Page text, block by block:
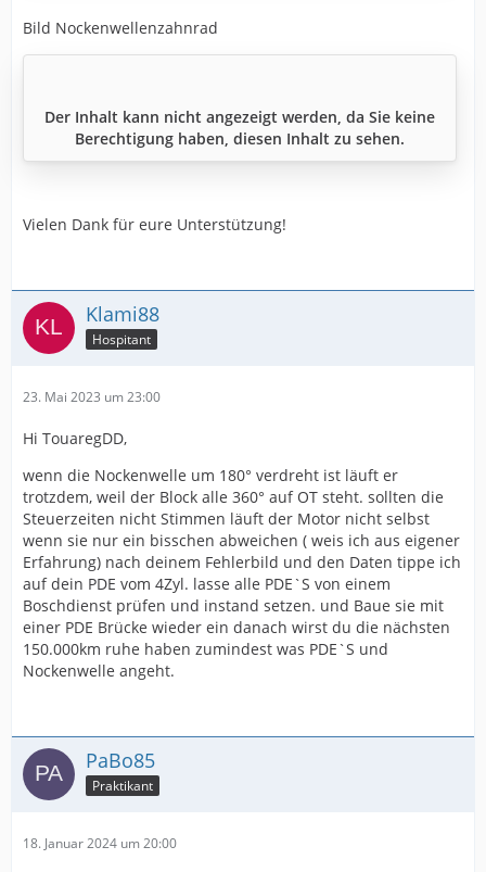
Bild Nockenwellenzahnrad
Der Inhalt kann nicht angezeigt werden, da Sie keine
Berechtigung haben, diesen Inhalt zu sehen.
Vielen Dank für eure Unterstützung!
Klami88
Hospitant
23. Mai 2023 um 23:00
Hi TouaregDD,
wenn die Nockenwelle um 180° verdreht ist läuft er
trotzdem, weil der Block alle 360° auf OT steht. sollten die
Steuerzeiten nicht Stimmen läuft der Motor nicht selbst
wenn sie nur ein bisschen abweichen ( weis ich aus eigener
Erfahrung) nach deinem Fehlerbild und den Daten tippe ich
auf dein PDE vom 4Zyl. lasse alle PDE`S von einem
Boschdienst prüfen und instand setzen. und Baue sie mit
einer PDE Brücke wieder ein danach wirst du die nächsten
150.000km ruhe haben zumindest was PDE`S und
Nockenwelle angeht.
PaBo85
Praktikant
18. Januar 2024 um 20:00